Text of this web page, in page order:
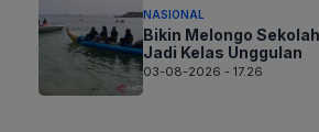
NASIONAL
Bikin Melongo
Jadi Kelas Unggulan
03-08-2026 - 17.26